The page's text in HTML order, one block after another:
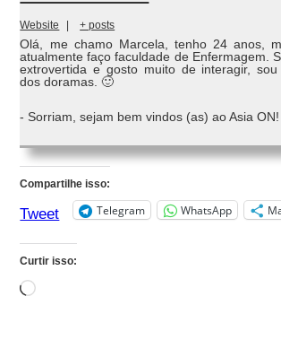
Website + posts
Olá, me chamo Marcela, tenho 24 anos,
atualmente faço faculdade de Enfermagem.
extrovertida e gosto muito de interagir,
dos doramas. 🙂
- Sorriam, sejam bem vindos (as) ao Asia
Compartilhe isso:
Tweet Telegram WhatsApp
Curtir isso:
Carregando...